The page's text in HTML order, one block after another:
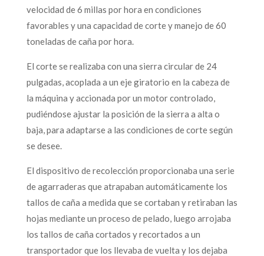
velocidad de 6 millas por hora en condiciones
favorables y una capacidad de corte y manejo de 60
toneladas de caña por hora.
El corte se realizaba con una sierra circular de 24
pulgadas, acoplada a un eje giratorio en la cabeza de
la máquina y accionada por un motor controlado,
pudiéndose ajustar la posición de la sierra a alta o
baja, para adaptarse a las condiciones de corte según
se desee.
El dispositivo de recolección proporcionaba una serie
de agarraderas que atrapaban automáticamente los
tallos de caña a medida que se cortaban y retiraban las
hojas mediante un proceso de pelado, luego arrojaba
los tallos de caña cortados y recortados a un
transportador que los llevaba de vuelta y los dejaba